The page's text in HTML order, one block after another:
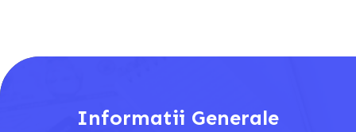
Informatii Generale